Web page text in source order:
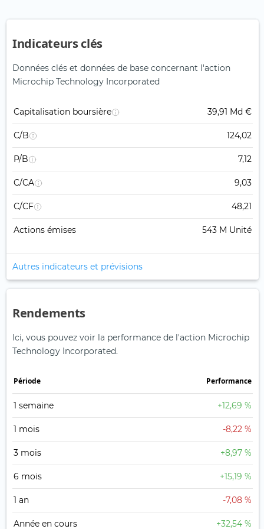
Indicateurs clés
Données clés et données de base concernant l'action
Microchip Technology Incorporated
Capitalisation boursière 39,91 Md €
C/B 124,02
P/B 7,12
C/CA 9,03
C/CF 48,21
Actions émises 543 M Unité
Autres indicateurs et prévisions
Rendements
Ici, vous pouvez voir la performance de l'action Microchip
Technology Incorporated.
Période Performance
1 semaine +12,69 %
1 mois -8,22 %
3 mois +8,97 %
6 mois +15,19 %
1 an -7,08 %
Année en cours +32,54 %